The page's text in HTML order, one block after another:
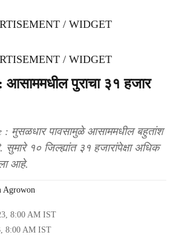
/ WIDGET
/ WIDGET
पुराचा ३१ हजार
: मुसळधार पावसामुळे आसाममधील बहुतांश
१० जिल्ह्यांत ३१ हजारांपेक्षा अधिक
आहे.
Agrowon
8:00 AM IST
8:00 AM IST